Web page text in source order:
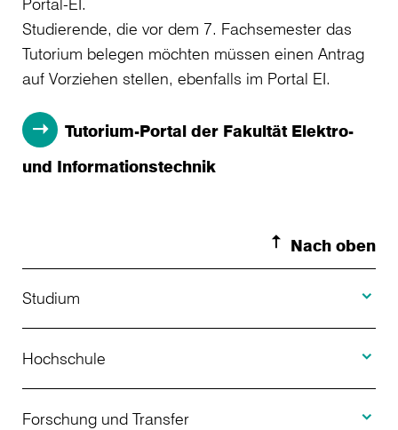
Studierende, die vor dem 7. Fachsemester das
Tutorium belegen möchten müssen einen Antrag
auf Vorziehen stellen, ebenfalls im Portal EI.
Tutorium-Portal der Fakultät Elektro-
und Informationstechnik
Nach oben
Studium
Studienangebot
Bewerbung
Hochschule
Über uns
Forschung und Transfer